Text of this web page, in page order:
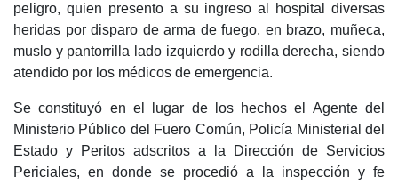
peligro, quien presento a su ingreso al hospital diversas
heridas por disparo de arma de fuego, en brazo, muñeca,
muslo y pantorrilla lado izquierdo y rodilla derecha, siendo
atendido por los médicos de emergencia.
Se constituyó en el lugar de los hechos el Agente del
Ministerio Público del Fuero Común, Policía Ministerial del
Estado y Peritos adscritos a la Dirección de Servicios
Periciales, en donde se procedió a la inspección y fe